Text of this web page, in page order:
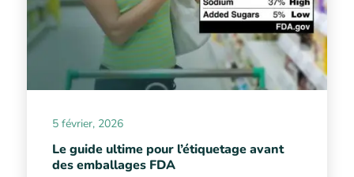
5 février, 2026
Le guide ultime pour l’étiquetage avant
des emballages FDA